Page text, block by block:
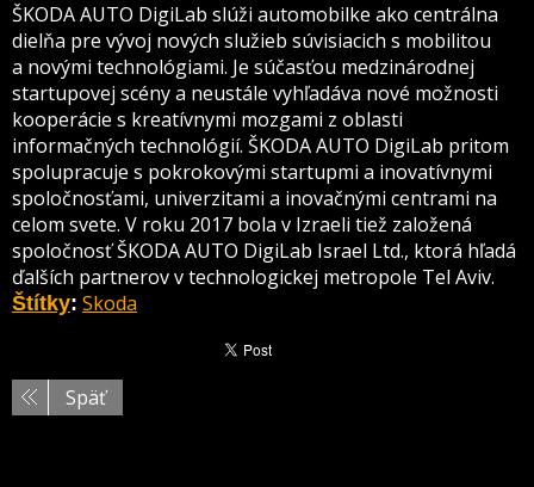
ŠKODA AUTO DigiLab slúži automobilke ako centrálna
dielňa pre vývoj nových služieb súvisiacich s mobilitou
a novými technológiami. Je súčasťou medzinárodnej
startupovej scény a neustále vyhľadáva nové možnosti
kooperácie s kreatívnymi mozgami z oblasti
informačných technológií. ŠKODA AUTO DigiLab pritom
spolupracuje s pokrokovými startupmi a inovatívnymi
spoločnosťami, univerzitami a inovačnými centrami na
celom svete. V roku 2017 bola v Izraeli tiež založená
spoločnosť ŠKODA AUTO DigiLab Israel Ltd., ktorá hľadá
ďalších partnerov v technologickej metropole Tel Aviv.
Štítky: Skoda
Späť